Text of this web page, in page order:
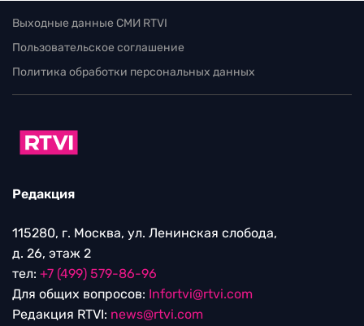
Выходные данные СМИ RTVI
Пользовательское соглашение
Политика обработки персональных данных
Редакция
115280, г. Москва, ул. Ленинская слобода,
д. 26, этаж 2
тел: +7 (499) 579-86-96
Для общих вопросов: Infortvi@rtvi.com
Редакция RTVI: news@rtvi.com